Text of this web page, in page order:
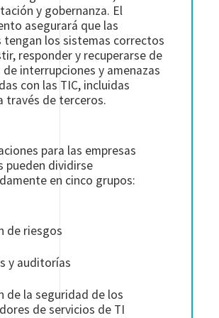
y gobernanza. El
asegurará que las
tengan los sistemas correctos
responder y recuperarse de
interrupciones y amenazas
con las TIC, incluidas
través de terceros.
para las empresas
pueden dividirse
en cinco grupos:
de riesgos
y auditorías
de la seguridad de los
de servicios de TI